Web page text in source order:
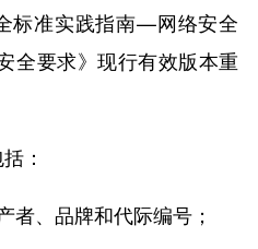
标准实践指南—网络安全
全要求》现行有效版本重
：
者、品牌和代际编号；